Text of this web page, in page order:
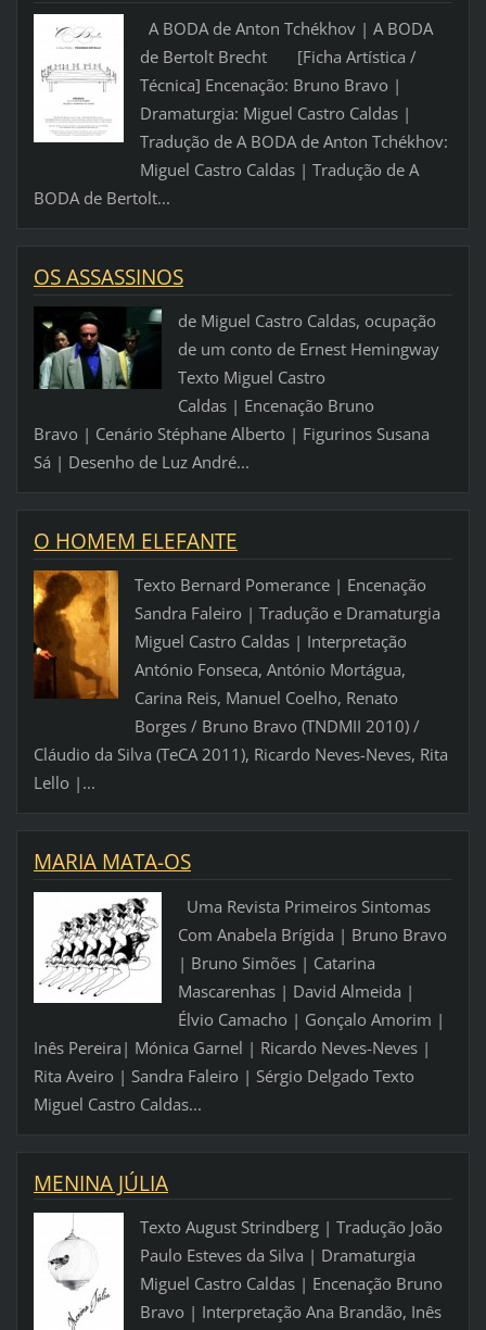
A BODA de Anton Tchékhov | A BODA
de Bertolt Brecht [Ficha Artística /
Técnica] Encenação: Bruno Bravo |
Dramaturgia: Miguel Castro Caldas |
Tradução de A BODA de Anton Tchékhov:
Miguel Castro Caldas | Tradução de A
BODA de Bertolt...
OS ASSASSINOS
de Miguel Castro Caldas, ocupação
de um conto de Ernest Hemingway
Texto Miguel Castro
Caldas | Encenação Bruno
Bravo | Cenário Stéphane Alberto | Figurinos Susana
Sá | Desenho de Luz André...
O HOMEM ELEFANTE
Texto Bernard Pomerance | Encenação
Sandra Faleiro | Tradução e Dramaturgia
Miguel Castro Caldas | Interpretação
António Fonseca, António Mortágua,
Carina Reis, Manuel Coelho, Renato
Borges / Bruno Bravo (TNDMII 2010) /
Cláudio da Silva (TeCA 2011), Ricardo Neves-Neves, Rita
Lello |...
MARIA MATA-OS
Uma Revista Primeiros Sintomas
Com Anabela Brígida | Bruno Bravo
| Bruno Simões | Catarina
Mascarenhas | David Almeida |
Élvio Camacho | Gonçalo Amorim |
Inês Pereira| Mónica Garnel | Ricardo Neves-Neves |
Rita Aveiro | Sandra Faleiro | Sérgio Delgado Texto
Miguel Castro Caldas...
MENINA JÚLIA
Texto August Strindberg | Tradução João
Paulo Esteves da Silva | Dramaturgia
Miguel Castro Caldas | Encenação Bruno
Bravo | Interpretação Ana Brandão, Inês